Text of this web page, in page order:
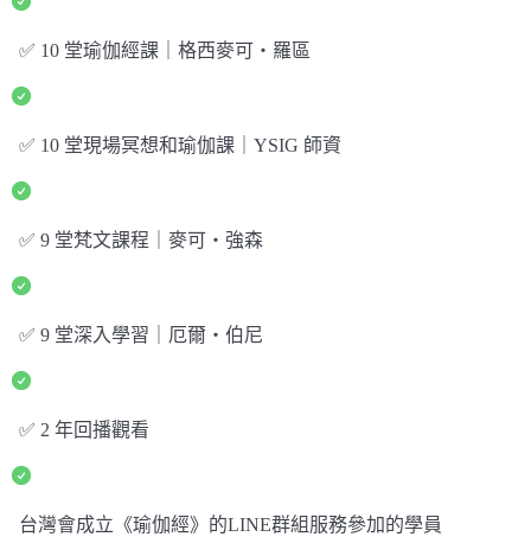
✅ 10 堂瑜伽經課｜格西麥可・羅區
✅ 10 堂現場冥想和瑜伽課｜YSIG 師資
✅ 9 堂梵文課程｜麥可・強森
✅ 9 堂深入學習｜厄爾・伯尼
✅ 2 年回播觀看
台灣會成立《瑜伽經》的LINE群組服務參加的學員